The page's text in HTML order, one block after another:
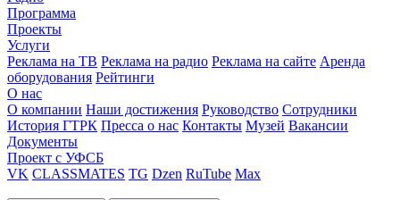
Программа
Проекты
Услуги
Реклама на ТВ Реклама на радио Реклама на сайте Аренда
оборудования Рейтинги
О нас
О компании Наши достижения Руководство Сотрудники
История ГТРК Пресса о нас Контакты Музей Вакансии
Документы
Проект с УФСБ
VK CLASSMATES TG Dzen RuTube Max